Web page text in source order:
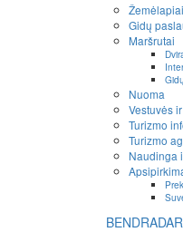
Gidų
Maršrutai
Nuoma
Vestuvės
Turizmo
Turizmo
Naudinga